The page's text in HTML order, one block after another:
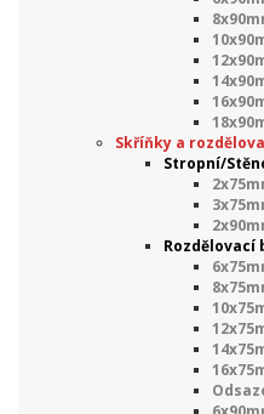
Skříňky a
Stropní/
Rozdělovací